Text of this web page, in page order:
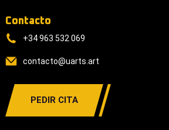
Contacto
+34 963 532 069
contacto@uarts.art
PEDIR CITA